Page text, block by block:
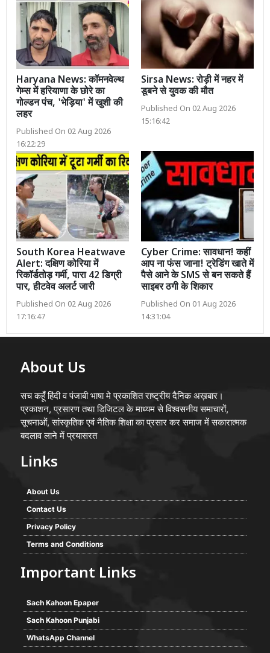
Haryana News: कॉमनवेल्थ
गेम्स में हरियाणा के छोरे का
गोल्डन पंच, 'भेड़िया' में खुशी की
लहर
Published On 02 Aug 2026
16:22:29
Sirsa News: रोड़ी में नहर में
डूबने से युवक की मौत
Published On 02 Aug 2026
15:16:42
South Korea Heatwave
Alert: दक्षिण कोरिया में
रिकॉर्डतोड़ गर्मी, पारा 42 डिग्री
पार, हीटवेव अलर्ट जारी
Published On 02 Aug 2026
17:16:47
Cyber Crime: सावधान! कहीं
आप ना फंस जाना! ट्रेडिंग खाते में
पैसे आने के SMS से बन सकते हैं
साइबर ठगी के शिकार
Published On 01 Aug 2026
14:31:04
About Us
सच कहूँ हिंदी व पंजाबी भाषा मे प्रकाशित राष्ट्रीय दैनिक अख़बार।
प्रकाशन, प्रसारण तथा डिजिटल के माध्यम से विश्वसनीय समाचारों,
सूचनाओं, सांस्कृतिक एवं नैतिक शिक्षा का प्रसार कर समाज में सकारात्मक
बदलाव लाने में प्रयासरत
Links
About Us
Contact Us
Privacy Policy
Terms and Conditions
Important Links
Sach Kahoon Epaper
Sach Kahoon Punjabi
WhatsApp Channel